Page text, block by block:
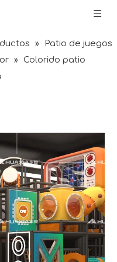
»
Patio de juegos
»
Colorido patio